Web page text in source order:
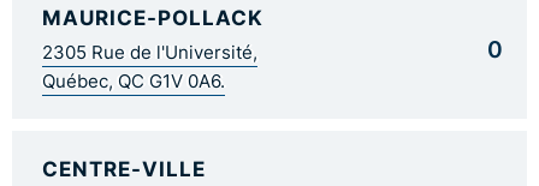
MAURICE-POLLACK
2305 Rue de l'Université,
Québec, QC G1V 0A6.
0
CENTRE-VILLE